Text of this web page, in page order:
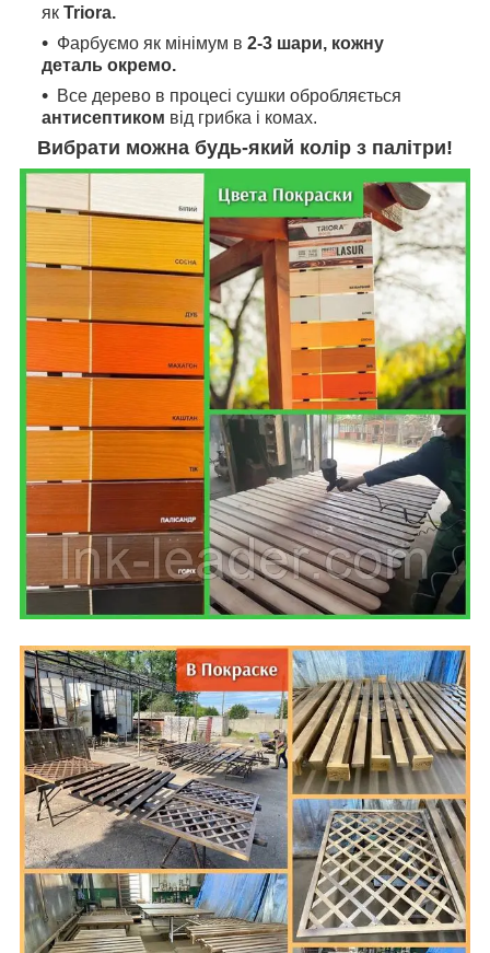
як Triora.
Фарбуємо як мінімум в 2-3 шари, кожну
деталь окремо.
Все дерево в процесі сушки обробляється
антисептиком від грибка і комах.
Вибрати можна будь-який колір з палітри!